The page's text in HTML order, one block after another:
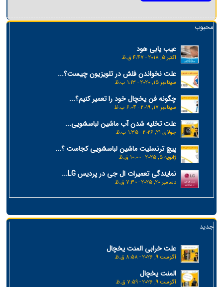
محبوب
عیب یابی هود
اکتبر 5, 2018 - 4:47 ق.ظ
علت نخواندن فلش در تلویزیون چیست؟...
سپتامبر 15, 2020 - 1:13 ب.ظ
چگونه فن یخچال خود را تعمیر کنیم؟...
سپتامبر 17, 2019 - 6:04 ب.ظ
علت تخلیه شدن آب ماشین لباسشویی...
جولای 21, 2026 - 1:35 ب.ظ
پیچ ترنسلیت ماشین لباسشویی کجاست ؟...
ژانویه 5, 2025 - 10:00 ق.ظ
نمایندگی تعمیرات ال جی در پردیس LG...
دسامبر 20, 2025 - 7:30 ق.ظ
جدید
علت خرابی المنت یخچال
آگوست 9, 2026 - 8:58 ق.ظ
المنت یخچال
آگوست 9, 2026 - 7:59 ق.ظ